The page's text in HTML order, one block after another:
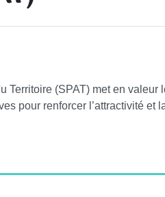
Territoire (SPAT) met en
pour renforcer l’attractivité et